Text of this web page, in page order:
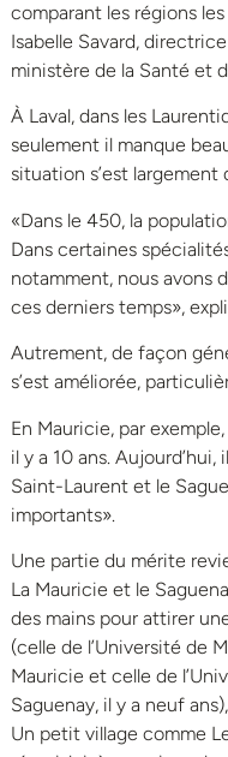
comparant les régions
Isabelle Savard,
ministère de la Santé et
À Laval, dans les
seulement il manque
situation s’est
«Dans le 450, la
Dans certaines
notamment, nous avons
ces derniers temps»,
Autrement, de façon
s’est améliorée,
En Mauricie, par
il y a 10 ans. Aujourd’hui,
Saint-Laurent et le
importants».
Une partie du mérite
La Mauricie et le
des mains pour attirer
(celle de l’Université de
Mauricie et celle de
Saguenay, il y a neuf
Un petit village comme